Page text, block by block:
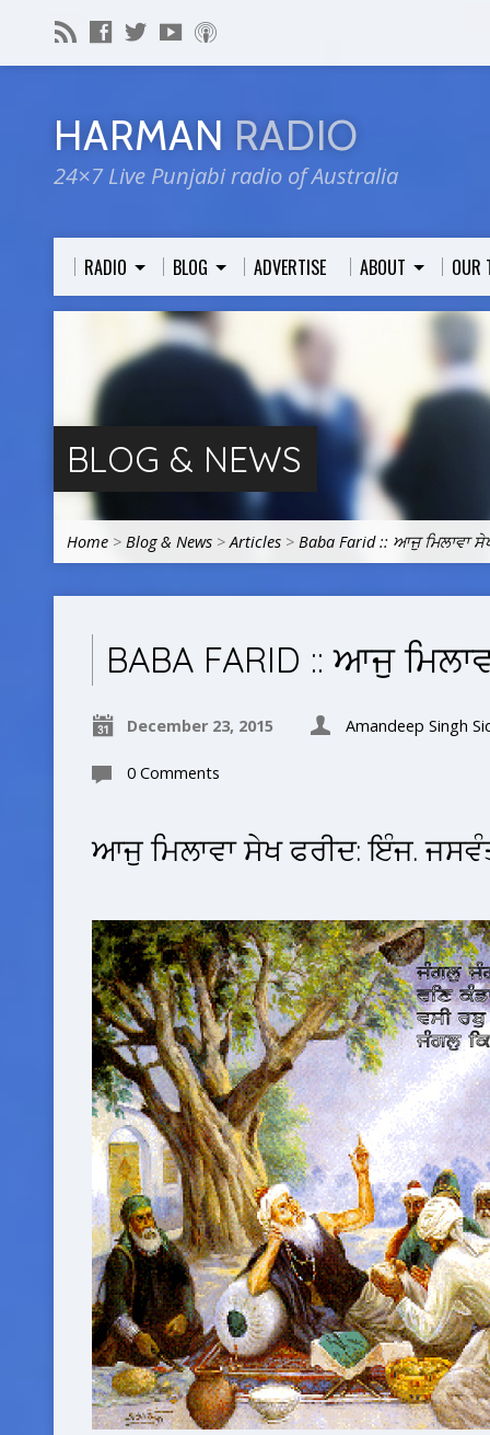
HARMAN RADIO
24×7 Live Punjabi radio of Australia
RADIO BLOG ADVERTISE ABOUT OUR
BLOG & NEWS
Home > Blog & News > Articles > Baba Farid :: ਆਜੁ ਮਿਲਾਵਾ
BABA FARID :: ਆਜੁ
December 23, 2015 Amandeep Singh
0 Comments
ਆਜੁ ਮਿਲਾਵਾ ਸੇਖ ਫਰੀਦ: ਇੰਜ.